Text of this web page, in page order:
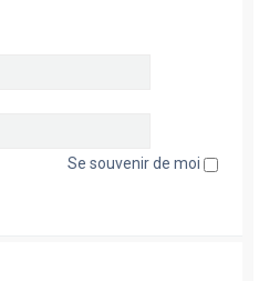
Se souvenir de moi